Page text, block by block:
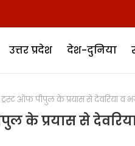
उत्तर प्रदेश देश-दुनिया
ऑफ पीपुल के प्रयास से देवरिया व
के प्रयास से